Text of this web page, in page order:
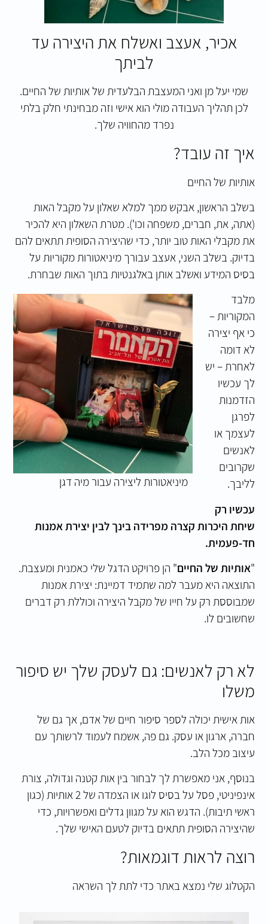
אכיר, אעצב ואשלח את היצירה עד
לביתך
שמי יעל מן ואני המעצבת הבלעדית של אותיות של החיים.
לכן תהליך העבודה מולי הוא אישי וזה מבחינתי חלק בלתי
נפרד מהחוויה שלך.
איך זה עובד?
אותיות של החיים
בשלב הראשון, אבקש ממך למלא שאלון על מקבל האות
(אתה, את, חברים, משפחה וכו'). מטרת השאלון היא להכיר
את מקבלי האות טוב יותר, כדי שהיצירה הסופית תתאים להם
בדיוק. בשלב השני, אעצב עבורך מיניאטורות מקוריות על
בסיס המידע ואשלב אותן באלגנטיות בתוך האות שבחרת.
מיניאטורות ליצירה עבור מיה דגן
מלבד
המקוריות –
כי אף יצירה
לא דומה
לאחרת – יש
לך עכשיו
הזדמנות
לפרגן
לעצמך או
לאנשים
שקרובים
לליבך.
עכשיו רק
שיחת היכרות קצרה מפרידה בינך לבין יצירת אמנות
חד-פעמית.
"אותיות של החיים" הן פרויקט הדגל שלי כאמנית ומעצבת.
התוצאה היא מעבר למה שתמיד דמיינת: יצירת אמנות
שמבוססת רק על חייו של מקבל היצירה וכוללת רק דברים
שחשובים לו.
לא רק לאנשים: גם לעסק שלך יש סיפור
משלו
אות אישית יכולה לספר סיפור חיים של אדם, אך גם של
חברה, ארגון או עסק. גם פה, אשמח לעמוד לרשותך עם
עיצוב מכל הלב.
בנוסף, אני מאפשרת לך לבחור בין אות קטנה וגדולה, צורת
אינפיניטי, פסל על בסיס לוגו או הצמדה של 2 אותיות (כגון
ראשי תיבות). הדגש הוא על מגוון גדלים ואפשרויות, כדי
שהיצירה הסופית תתאים בדיוק לטעם האישי שלך.
רוצה לראות דוגמאות?
הקטלוג שלי נמצא באתרכדי לתת לך השראה